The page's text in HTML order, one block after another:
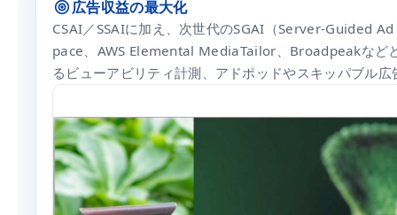
広告収益の最大化
CSAI／SSAIに加え、次世代のSGAI（Server-Guided
pace、AWS Elemental MediaTailor、Broadpeakなど
るビューアビリティ計測、アドポッドやスキッパブル